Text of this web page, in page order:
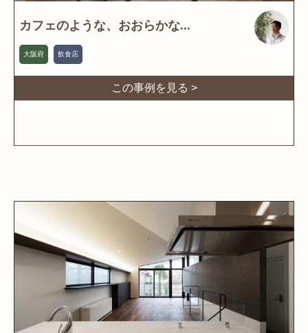
カフェのような、おおらかな...
大阪府 飲食店
この事例を見る >